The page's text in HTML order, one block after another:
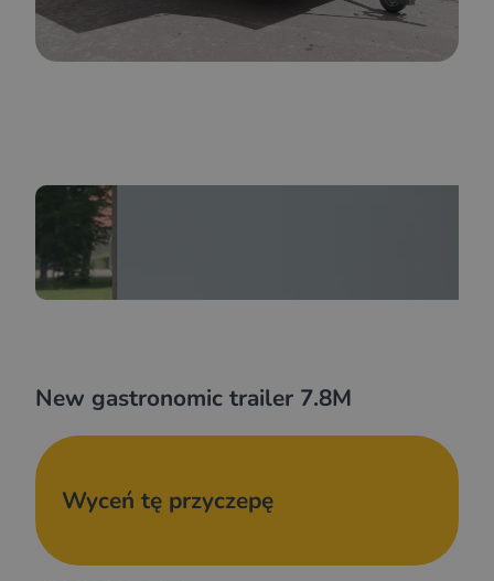
New gastronomic trailer 7.8M
Wyceń tę przyczepę